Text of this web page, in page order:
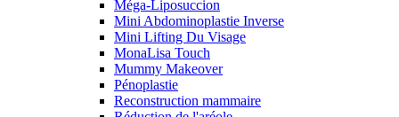
Méga-Liposuccion
Mini Abdominoplastie Inverse
Mini Lifting Du Visage
MonaLisa Touch
Mummy Makeover
Pénoplastie
Reconstruction mammaire